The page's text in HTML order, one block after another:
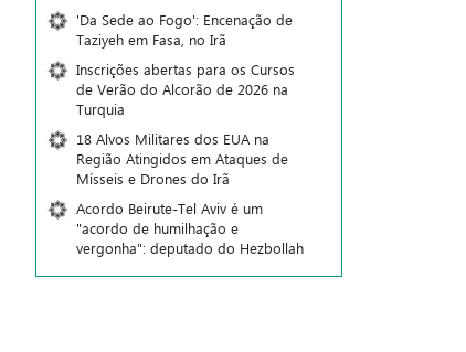
'Da Sede ao Fogo': Encenação de
Taziyeh em Fasa, no Irã
Inscrições abertas para os Cursos
de Verão do Alcorão de 2026 na
Turquia
18 Alvos Militares dos EUA na
Região Atingidos em Ataques de
Mísseis e Drones do Irã
Acordo Beirute-Tel Aviv é um
"acordo de humilhação e
vergonha": deputado do Hezbollah